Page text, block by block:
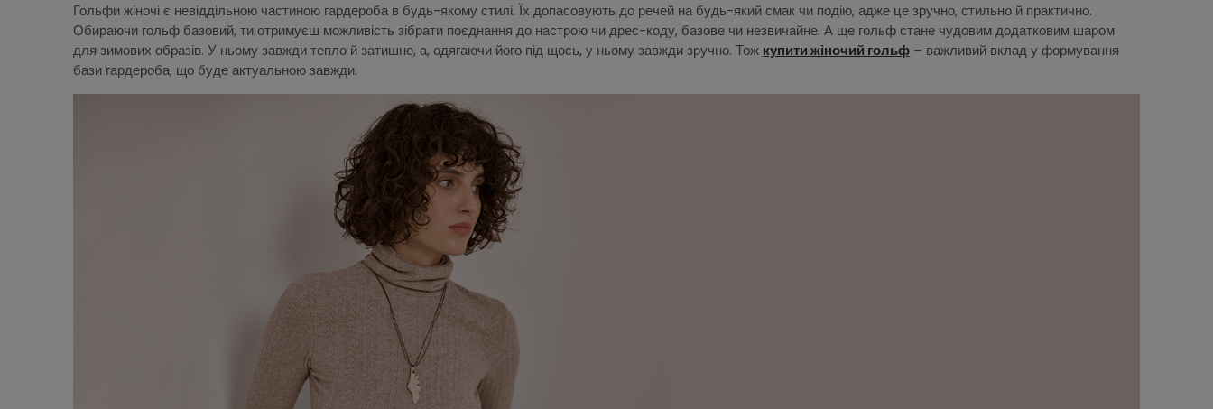
Гольфи жіночі є невіддільною частиною гардероба в будь-якому стилі. Їх допасовують до речей на будь-який смак чи подію, адже це зручно, стильно й практично.
Обираючи гольф базовий, ти отримуєш можливість зібрати поєднання до настрою чи дрес-коду, базове чи незвичайне. А ще гольф стане чудовим додатковим шаром
для зимових образів. У ньому завжди тепло й затишно, а, одягаючи його під щось, у ньому завжди зручно. Тож купити жіночий гольф– важливий вклад у формування
бази гардероба, що буде актуальною завжди.